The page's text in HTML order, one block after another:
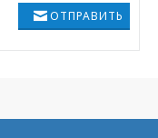
ОТПРАВИТЬ